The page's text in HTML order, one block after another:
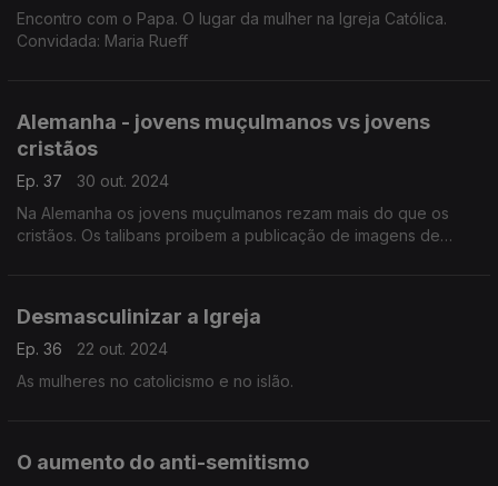
Encontro com o Papa. O lugar da mulher na Igreja Católica.
Convidada: Maria Rueff
Alemanha - jovens muçulmanos vs jovens
cristãos
Ep. 37
30 out. 2024
Na Alemanha os jovens muçulmanos rezam mais do que os
cristãos. Os talibans proibem a publicação de imagens de
Desmasculinizar a Igreja
Ep. 36
22 out. 2024
As mulheres no catolicismo e no islão.
O aumento do anti-semitismo